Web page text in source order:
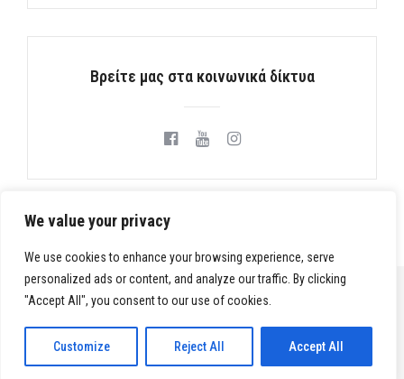
We value your privacy
We use cookies to enhance your browsing experience, serve
personalized ads or content, and analyze our traffic. By clicking
"Accept All", you consent to our use of cookies.
Customize Reject All Accept All
Βρείτε μας στα κοινωνικά δίκτυα